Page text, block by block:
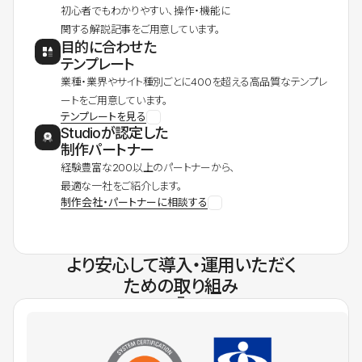
初心者でもわかりやすい、操作・機能に
関する解説記事をご用意しています。
目的に合わせた
テンプレート
業種・業界やサイト種別ごとに400を超える高品質なテンプレ
ートをご用意しています。
テンプレートを見る
Studioが認定した
制作パートナー
経験豊富な200以上のパートナーから、
最適な一社をご紹介します。
制作会社・パートナーに相談する
より安心して導入・運用いただく
ための取り組み